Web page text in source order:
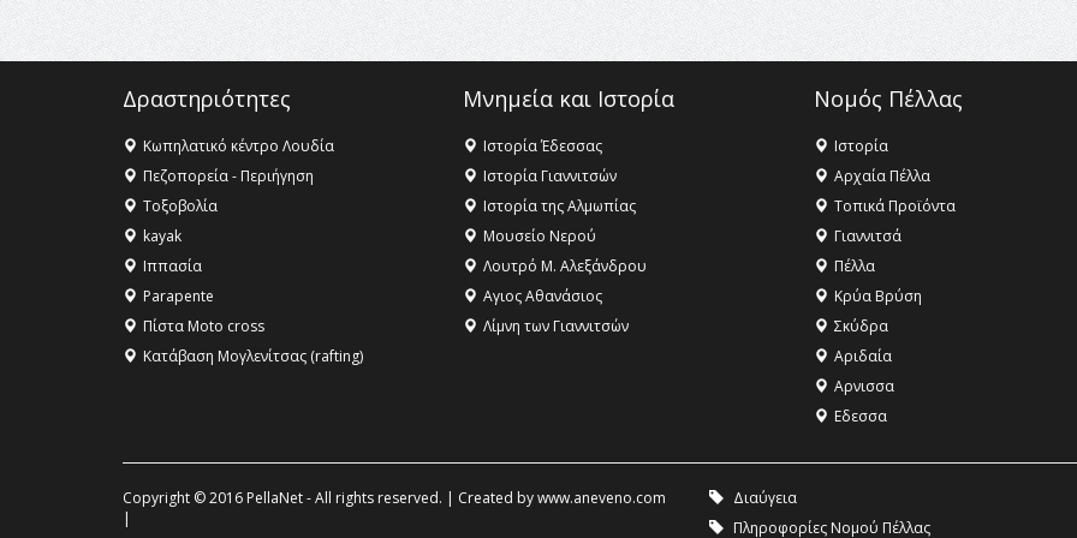
Δραστηριότητες
Κωπηλατικό κέντρο Λουδία
Πεζοπορεία - Περιήγηση
Τοξοβολία
kayak
Ιππασία
Parapente
Πίστα Moto cross
Κατάβαση Μογλενίτσας (rafting)
Μνημεία και Ιστορία
Ιστορία Έδεσσας
Ιστορία Γιαννιτσών
Ιστορία της Αλμωπίας
Μουσείο Νερού
Λουτρό Μ. Αλεξάνδρου
Αγιος Αθανάσιος
Λίμνη των Γιαννιτσών
Νομός Πέλλας
Ιστορία
Αρχαία Πέλλα
Τοπικά Προϊόντα
Γιαννιτσά
Πέλλα
Κρύα Βρύση
Σκύδρα
Αριδαία
Aρνισσα
Eδεσσα
Copyright © 2016 PellaNet - All rights reserved. | Created bywww.aneveno.com
|
Διαύγεια
Πληροφορίες Νομού Πέλλας